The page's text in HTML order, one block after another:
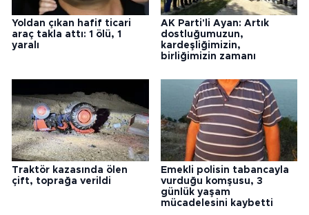
Yoldan çıkan hafif ticari
araç takla attı: 1 ölü, 1
yaralı
AK Parti'li Ayan: Artık
dostluğumuzun,
kardeşliğimizin,
birliğimizin zamanı
Traktör kazasında ölen
çift, toprağa verildi
Emekli polisin tabancayla
vurduğu komşusu, 3
günlük yaşam
mücadelesini kaybetti